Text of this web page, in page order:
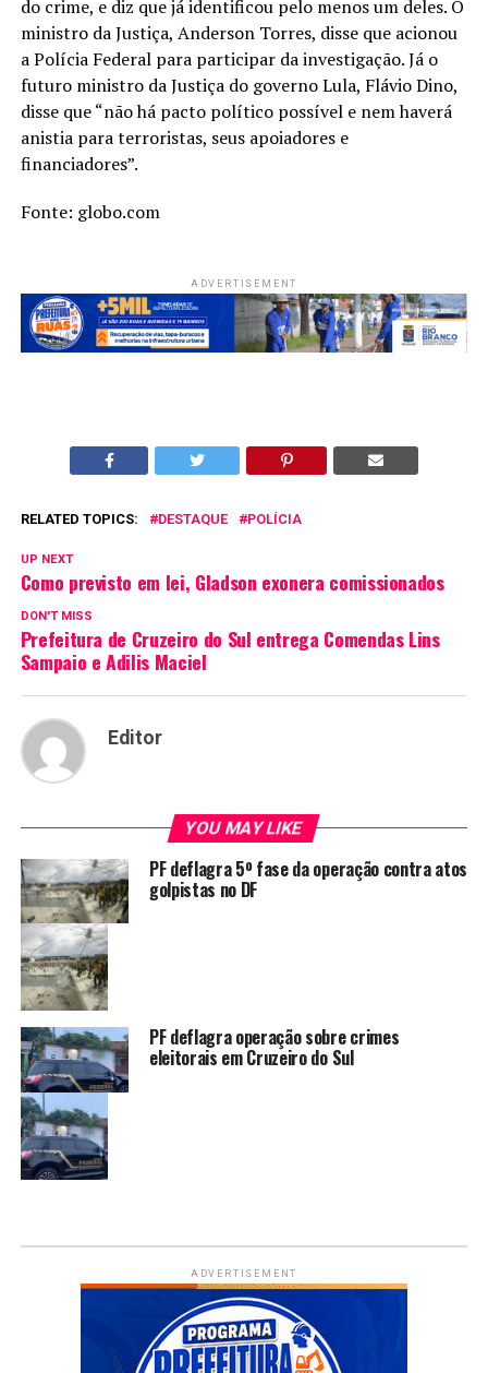
do crime, e diz que já identificou pelo menos um deles. O
ministro da Justiça, Anderson Torres, disse que acionou
a Polícia Federal para participar da investigação. Já o
futuro ministro da Justiça do governo Lula, Flávio Dino,
disse que “não há pacto político possível e nem haverá
anistia para terroristas, seus apoiadores e
financiadores”.
Fonte: globo.com
ADVERTISEMENT
RELATED TOPICS: DESTAQUE POLÍCIA
UP NEXT
Como previsto em lei, Gladson exonera comissionados
DON'T MISS
Prefeitura de Cruzeiro do Sul entrega Comendas Lins
Sampaio e Adilis Maciel
Editor
YOU MAY LIKE
PF deflagra 5º fase da operação contra atos
golpistas no DF
PF deflagra operação sobre crimes
eleitorais em Cruzeiro do Sul
ADVERTISEMENT